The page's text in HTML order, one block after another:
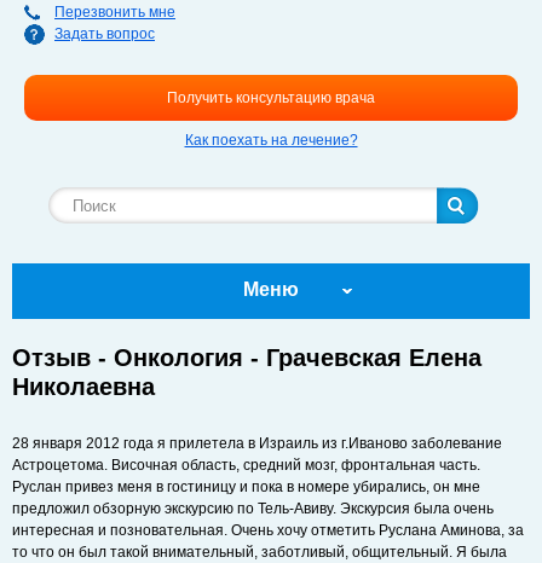
Перезвонить мне
Задать вопрос
Получить консультацию врача
Как поехать на лечение?
Меню
Отзыв - Онкология - Грачевская Елена
Николаевна
28 января 2012 года я прилетела в Израиль из г.Иваново заболевание
Астроцетома. Височная область, средний мозг, фронтальная часть.
Руслан привез меня в гостиницу и пока в номере убирались, он мне
предложил обзорную экскурсию по Тель-Авиву. Экскурсия была очень
интересная и позновательная. Очень хочу отметить Руслана Аминова, за
то что он был такой внимательный, заботливый, общительный. Я была